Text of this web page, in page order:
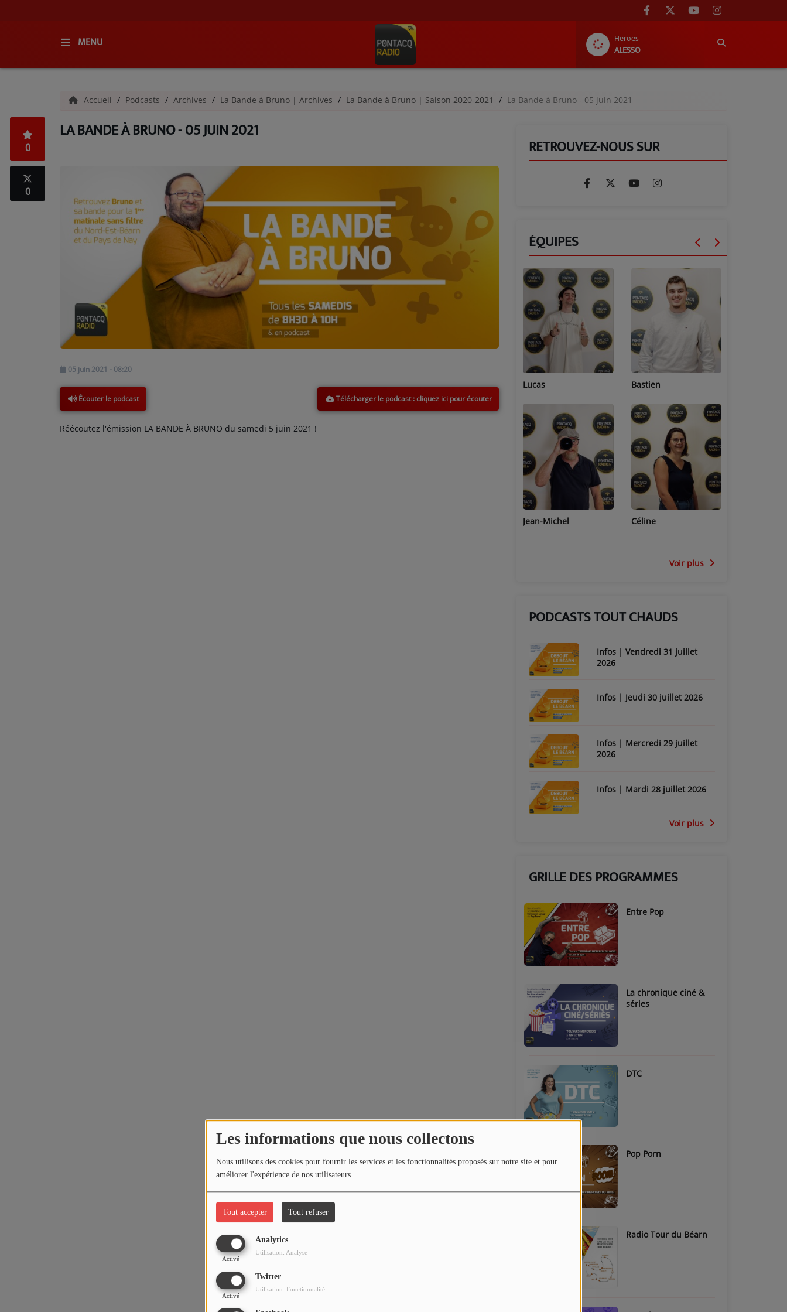
Les informations que nous collectons
Nous utilisons des cookies pour fournir les services et les fonctionnalités proposés sur notre site et pour
améliorer l'expérience de nos utilisateurs.
Tout accepter Tout refuser
Analytics
Activé
Utilisation: Analyse
Twitter
Activé
Utilisation: Fonctionnalité
MENU
Heroes
ALESSO
QUI SOMMES-NOUS ?
GRILLE DES PROGRAMMES
C'ÉTAIT QUOI CE TITRE ?
ARCHIVES - SAISONS PASSÉES
VOS ÉMISSIONS EN IMAGES
ANNONCEURS & ESPACE PRO
VOTRE PUBLICITÉ SUR PONTACQ RADIO
Accueil Podcasts Archives La Bande à Bruno | Archives La Bande à Bruno | Saison 2020-2021 La Bande à Bruno - 05 juin 2021
LA BANDE À BRUNO - 05 JUIN 2021
0
0
05 juin 2021 - 08:20
Écouter le podcast Télécharger le podcast
Réécoutez l'émission LA BANDE À BRUNO du samedi 5 juin 2021 !
RETROUVEZ-NOUS SUR
ÉQUIPES
Marion Adrien Lucas
Jean-Michel
Bastien
Céline
Voir plus
PODCASTS TOUT CHAUDS
Infos | Vendredi 31 juillet
2026
Infos | Jeudi 30 juillet 2026
Infos | Mercredi 29 juillet
2026
Infos | Mardi 28 juillet 2026
Voir plus
GRILLE DES PROGRAMMES
Entre Pop
La chronique ciné &
séries
DTC
Pop Porn
Radio Tour du Béarn